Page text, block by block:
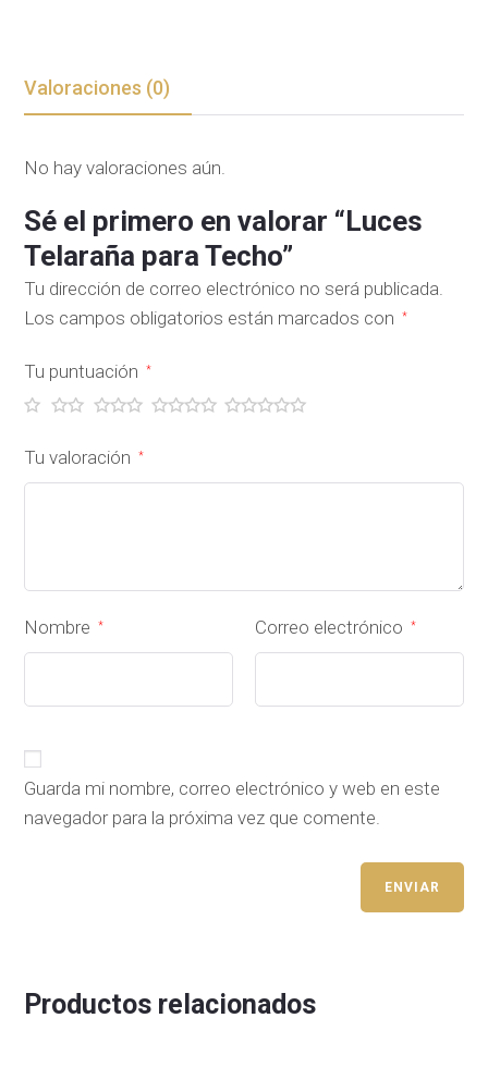
Valoraciones (0)
No hay valoraciones aún.
Sé el primero en valorar “Luces
Telaraña para Techo”
Tu dirección de correo electrónico no será publicada.
Los campos obligatorios están marcados con
*
Tu puntuación *
Tu valoración *
Nombre * Correo electrónico *
Guarda mi nombre, correo electrónico y web en este
navegador para la próxima vez que comente.
Productos relacionados